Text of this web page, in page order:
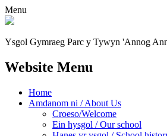
Menu
Ysgol Gymraeg Parc y Tywyn 'Annog
Website Menu
Home
Amdanom ni / About Us
Croeso/Welcome
Ein hysgol / Our school